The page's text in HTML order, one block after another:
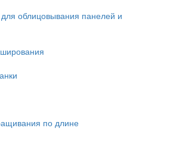
облицовывания панелей и
по длине